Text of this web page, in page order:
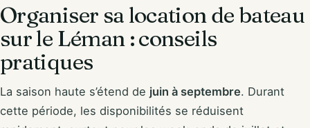
Organiser sa location de bateau
sur le Léman : conseils
pratiques
La saison haute s’étend de juin à septembre. Durant
cette période, les disponibilités se réduisent